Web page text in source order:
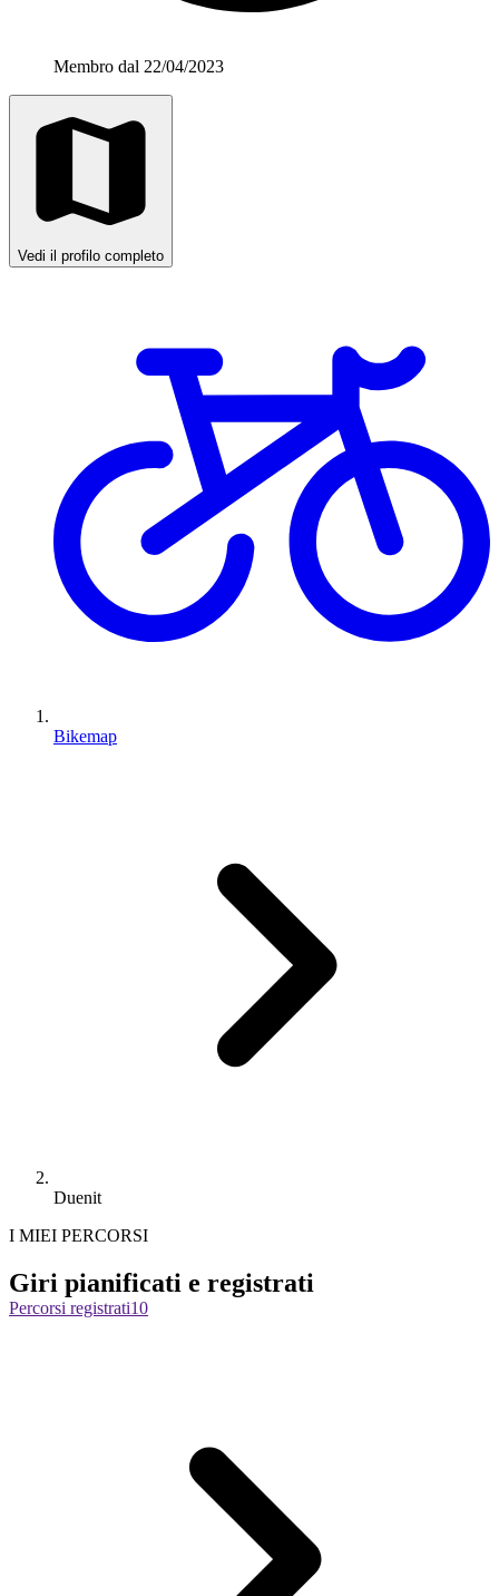
Membro dal 22/04/2023
Vedi il profilo completo
Bikemap
Duenit
I MIEI PERCORSI
Giri pianificati e registrati
Percorsi registrati10